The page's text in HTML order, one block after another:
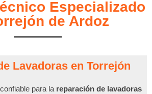
Especializado
de Ardoz
Lavadoras en Torrejón
para la reparación de lavadoras